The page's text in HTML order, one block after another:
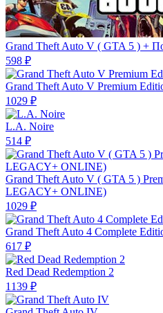
Grand Theft Auto V ( GTA 5 ) +
598 ₽
Grand Theft Auto V Premium
1029 ₽
L.A. Noire
514 ₽
Grand Theft Auto V ( GTA 5 )
LEGACY+ ONLINE)
1029 ₽
Grand Theft Auto 4 Complete
617 ₽
Red Dead Redemption 2
1139 ₽